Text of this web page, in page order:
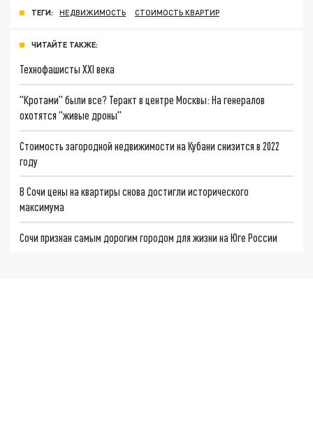
ТЕГИ: НЕДВИЖИМОСТЬ СТОИМОСТЬ КВАРТИР
ЧИТАЙТЕ ТАКЖЕ:
Технофашисты XXI века
"Кротами" были все? Теракт в центре Москвы: На генералов
охотятся "живые дроны"
Стоимость загородной недвижимости на Кубани снизится в 2022
году
В Сочи цены на квартиры снова достигли исторического
максимума
Сочи признан самым дорогим городом для жизни на Юге России